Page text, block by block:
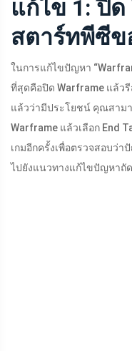
แก้ไข 1: ปิด
สตาร์ทพีซี
ในการแก้ไขปัญหา
ที่สุดคือปิด Warframe แล้ว
แล้วว่ามีประโยชน์ คุณสาม
Warframe แล้วเลือก End
เกมอีกครั้งเพื่อตรวจสอบว่
ไปยังแนวทางแก้ไขปัญหาถั